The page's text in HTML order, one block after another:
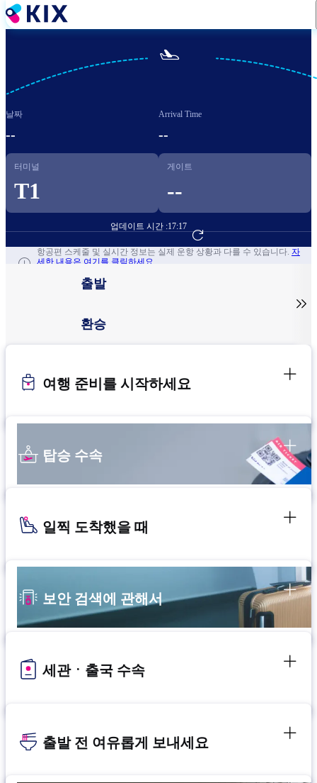
주
요
로
너

날짜
--
Arrival Time
--
터미널
T1
게이트
--
업데이트 시간 :17:17
항공편 예약하기
항공편 스케줄 및 실시간 정보는 실제 운항 상황과 다를 수 있습니다. 자
세한 내용은 여기를 클릭하세요.
출발
환승

여행 준비를 시작하세요
탑승 수속
일찍 도착했을 때
보안 검색에 관해서
세관ㆍ출국 수속
출발 전 여유롭게 보내세요